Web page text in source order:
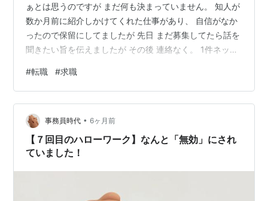
ぁとは思うのですが まだ何も決まっていません。 知人が
数か月前に紹介しかけてくれた仕事があり、 自信がなか
ったので保留にしてましたが 先日 まだ募集してたら話を
聞きたい旨を伝えましたが その後 連絡なく。 1件ネット
思ったら掲載終了してました。 ということは、もう募集
してないのか？ 正社員をいくら受けても落ちていくと、
もうそれなら派遣にしようかな？という気持ちになりま
す。 と言いつつ、派遣も良いなと思う求人がなかな
か…。 事務系をしたいと30代半ばで思い、 エクセルの資
格を２つ取りましたが…
#転職 #求職
事務員時代 • 6ヶ月前
【７回目のハローワーク】なんと「無効」にされ
ていました！